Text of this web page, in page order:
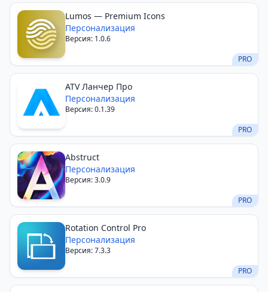
Lumos — Premium Icons
Персонализация
Версия: 1.0.6
PRO
ATV Ланчер Про
Персонализация
Версия: 0.1.39
PRO
Abstruct
Персонализация
Версия: 3.0.9
PRO
Rotation Control Pro
Персонализация
Версия: 7.3.3
PRO